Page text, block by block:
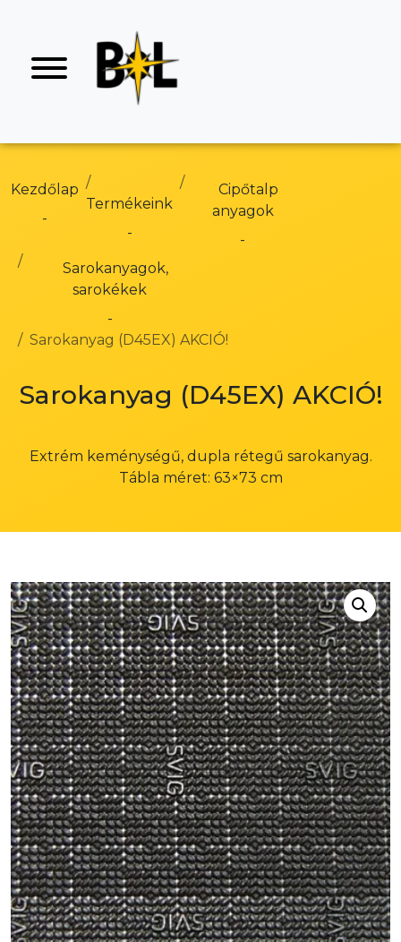
Kezdőlap
Termékeink
Cipőtalp
anyagok
Sarokanyagok,
sarokékek
Sarokanyag (D45EX) AKCIÓ!
Sarokanyag (D45EX) AKCIÓ!
Extrém keménységű, dupla rétegű sarokanyag.
Tábla méret: 63×73 cm